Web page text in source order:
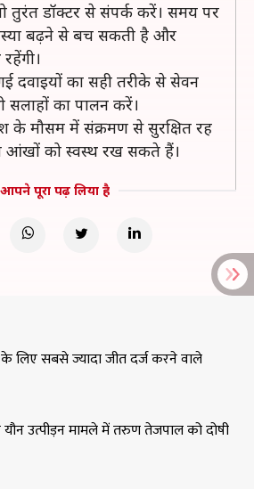
तुरंत डॉक्टर से संपर्क करें। समय पर
बढ़ने से बच सकती है और
गई दवाइयों का सही तरीके से सेवन
का पालन करें।
के मौसम में संक्रमण से सुरक्षित रह
को स्वस्थ रख सकते हैं।
आपने पूरा पढ़ लिया है
के लिए सबसे ज्यादा जीत दर्ज करने वाले
यौन उत्पीड़न मामले में तरुण तेजपाल को दोषी